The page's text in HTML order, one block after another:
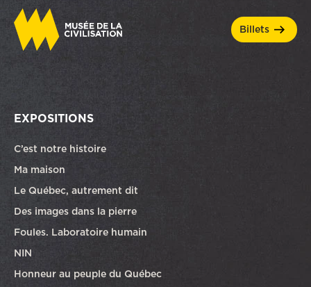
billets
EXPOSITIONS
C’est notre histoire
Ma maison
Le Québec, autrement dit
Des images dans la pierre
Foules. Laboratoire humain
NIN
Honneur au peuple du Québec